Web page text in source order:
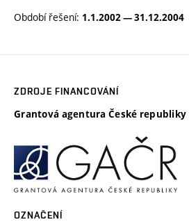
Období řešení: 1.1.2002 — 31.12.2004
ZDROJE FINANCOVÁNÍ
Grantová agentura České republiky
OZNAČENÍ